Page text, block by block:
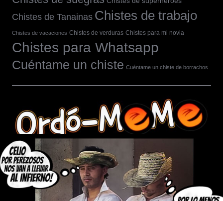
Chistes de Tanainas Chistes de trabajo
Chistes de vacaciones Chistes de verduras Chistes para mi novia
Chistes para Whatsapp
Cuéntame un chiste Cuéntame un chiste de borrachos